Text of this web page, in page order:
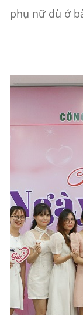
phụ nữ dù ở